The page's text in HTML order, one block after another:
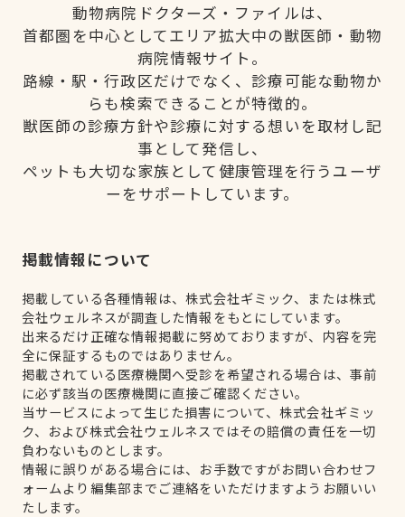
動物病院ドクターズ・ファイルは、
首都圏を中心としてエリア拡大中の獣医師・動物
病院情報サイト。
路線・駅・行政区だけでなく、診療可能な動物か
らも検索できることが特徴的。
獣医師の診療方針や診療に対する想いを取材し記
事として発信し、
ペットも大切な家族として健康管理を行うユーザ
ーをサポートしています。
掲載情報について
掲載している各種情報は、株式会社ギミック、または株式
会社ウェルネスが調査した情報をもとにしています。
出来るだけ正確な情報掲載に努めておりますが、内容を完
全に保証するものではありません。
掲載されている医療機関へ受診を希望される場合は、事前
に必ず該当の医療機関に直接ご確認ください。
当サービスによって生じた損害について、株式会社ギミッ
ク、および株式会社ウェルネスではその賠償の責任を一切
負わないものとします。
情報に誤りがある場合には、お手数ですがお問い合わせフ
ォームより編集部までご連絡をいただけますようお願いい
たします。